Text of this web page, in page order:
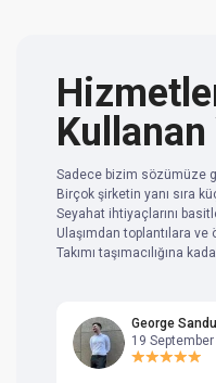
Sadece bizim sözümüze
Birçok şirketin yanı sıra
Seyahat ihtiyaçlarını
Ulaşımdan toplantılara
Takımı taşımacılığına
George Sandu
19